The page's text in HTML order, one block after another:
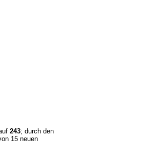
243; durch den
15 neuen